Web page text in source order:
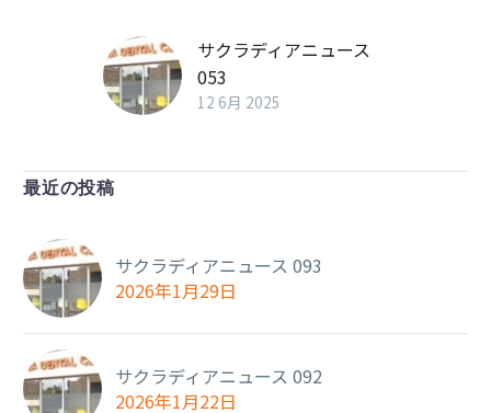
サクラディアニュース
053
12 6月 2025
最近の投稿
サクラディアニュース 093
2026年1月29日
サクラディアニュース 092
2026年1月22日